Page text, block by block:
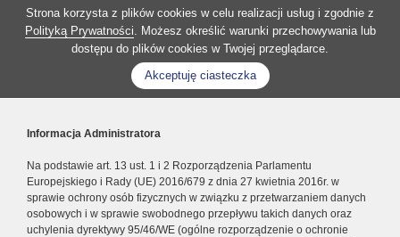
Strona korzysta z plików cookies w celu realizacji usług i zgodnie z
Polityką Prywatności. Możesz określić warunki przechowywania lub
dostępu do plików cookies w Twojej przeglądarce.
Akceptuję ciasteczka
Informacja Administratora
Na podstawie art. 13 ust. 1 i 2 Rozporządzenia Parlamentu
Europejskiego i Rady (UE) 2016/679 z dnia 27 kwietnia 2016r. w
sprawie ochrony osób fizycznych w związku z przetwarzaniem danych
osobowych i w sprawie swobodnego przepływu takich danych oraz
uchylenia dyrektywy 95/46/WE (ogólne rozporządzenie o ochronie